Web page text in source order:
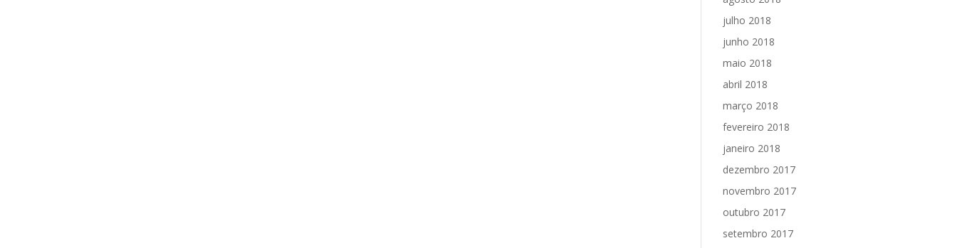
julho 2018
junho 2018
maio 2018
abril 2018
março 2018
fevereiro 2018
janeiro 2018
dezembro 2017
novembro 2017
outubro 2017
setembro 2017